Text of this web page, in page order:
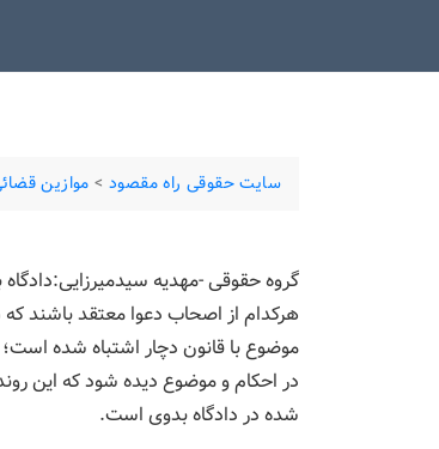
سایت حقوقی راه مقصود > موازین
گروه حقوقی -مهدیه
هرکدام از اصحاب دعوا معتقد باشند که
موضوع با قانون دچار اشتباه شده
در احکام و موضوع دیده شود که این
شده در دادگاه بدوی است.